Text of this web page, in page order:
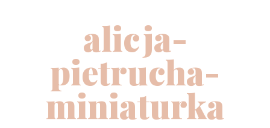
alicja-
pietrucha-
miniaturka